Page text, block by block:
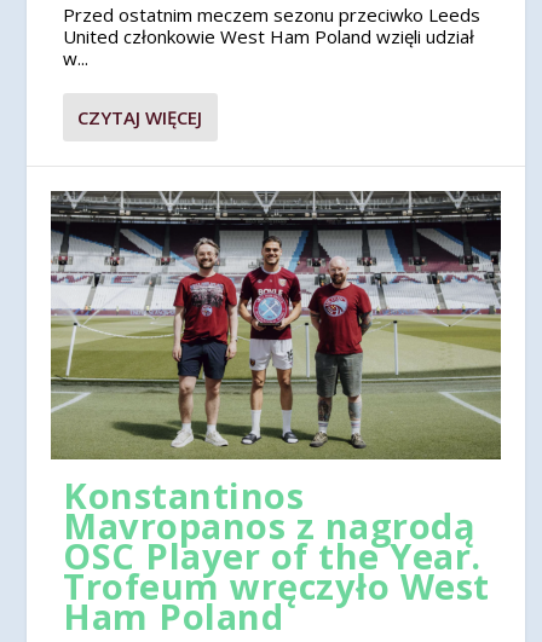
Przed ostatnim meczem sezonu przeciwko Leeds
United członkowie West Ham Poland wzięli udział
w...
CZYTAJ WIĘCEJ
Konstantinos
Mavropanos z nagrodą
OSC Player of the Year.
Trofeum wręczyło West
Ham Poland